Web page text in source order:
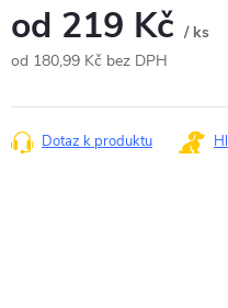
od 219 Kč / ks
od 180,99 Kč bez DPH
cena:
Dotaz k produktu